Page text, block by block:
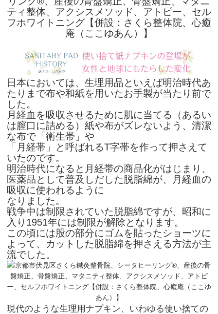
日本においては、生理用品といえば明治時代あ
たりまで布や和紙を用いたお手製が当たり前で
した。
月経血を吸収させるために肌に当てる（あるい
は膣口に詰める）紙や布がズレないよう、清潔
な布で「衛生帯」や
「月経帯」と呼ばれるT字帯を作って押さえて
いたのです。
明治時代になると月経帯の商品化がはじまり、
医薬品として普及しだした脱脂綿が、月経血の
吸収に使われるように
なりました。
戦争中は制限されていた脱脂綿ですが、昭和に
入り1951年には制限が解除となります。
この頃には股の部分にゴムを貼ったショーツに
よって、カットした脱脂綿を押さえる方法が主
流でした。
現代のような生理用ナプキン、いわゆる使い捨ての